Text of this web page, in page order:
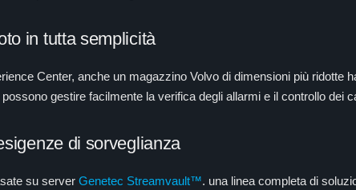
in tutta semplicità
Center, anche un magazzino Volvo di dimensioni più ridotte
gestire facilmente la verifica degli allarmi e il controllo dei
di sorveglianza
su server Genetec Streamvault™. una linea completa di